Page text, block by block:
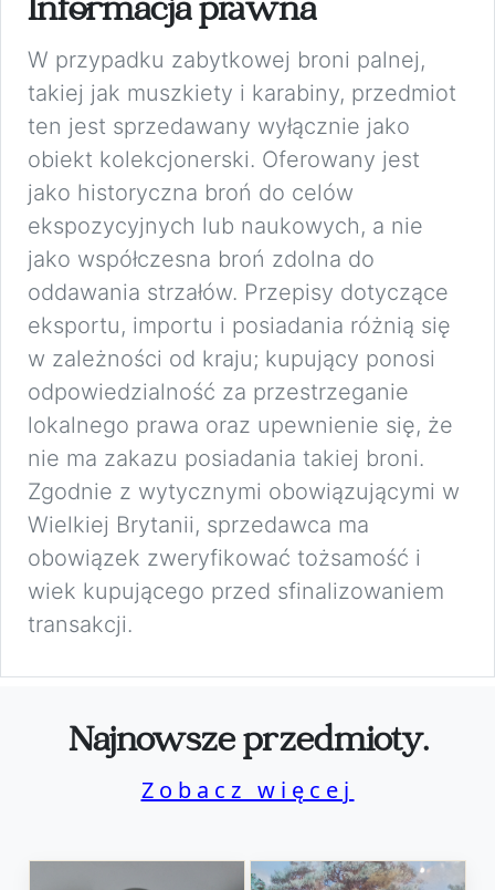
Informacja prawna
W przypadku zabytkowej broni palnej,
takiej jak muszkiety i karabiny, przedmiot
ten jest sprzedawany wyłącznie jako
obiekt kolekcjonerski. Oferowany jest
jako historyczna broń do celów
ekspozycyjnych lub naukowych, a nie
jako współczesna broń zdolna do
oddawania strzałów. Przepisy dotyczące
eksportu, importu i posiadania różnią się
w zależności od kraju; kupujący ponosi
odpowiedzialność za przestrzeganie
lokalnego prawa oraz upewnienie się, że
nie ma zakazu posiadania takiej broni.
Zgodnie z wytycznymi obowiązującymi w
Wielkiej Brytanii, sprzedawca ma
obowiązek zweryfikować tożsamość i
wiek kupującego przed sfinalizowaniem
transakcji.
Najnowsze przedmioty.
Zobacz więcej